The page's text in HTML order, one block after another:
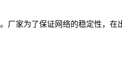
家为了保证网络的稳定性，在